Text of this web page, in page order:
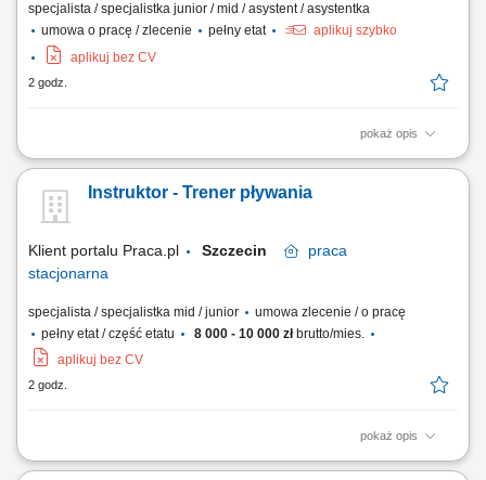
specjalista / specjalistka junior / mid / asystent / asystentka
umowa o pracę / zlecenie
pełny etat
aplikuj szybko
aplikuj bez CV
2 godz.
pokaż opis
Zakres obowiązków: bieżąca obsługa klientów telefonicznie i mailowo;
korespondencji handlowej; obsługa reklamacji i zgłoszeń serwisowych
(rejestracja, monitorowanie, kontakt z klientem) planowanie diagnostyki
Instruktor - Trener pływania
Klient portalu Praca.pl Szczecin
praca
stacjonarna
specjalista / specjalistka mid / junior
umowa zlecenie / o pracę
pełny etat / część etatu
8 000 - 10 000 złbrutto/mies.
aplikuj bez CV
2 godz.
pokaż opis
Nauka pływania dzieci oraz dorosłych;